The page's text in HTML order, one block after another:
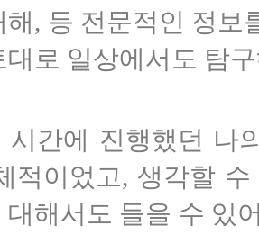
해, 등 전문적인 정보
대로 일상에서도 탐
시간에 진행했던 나
적이었고, 생각할
대해서도 들을 수 있